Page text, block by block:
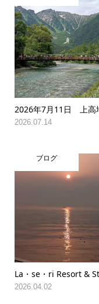
2026年7月11日 上高
2026.07.14
ブログ
La・se・ri Resort &
2026.04.02